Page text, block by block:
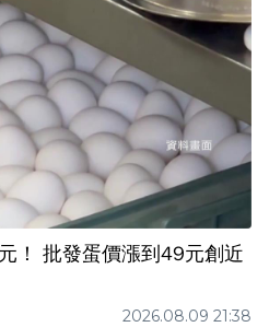
！ 批發蛋價漲到49元創近
2026.08.09 21:38